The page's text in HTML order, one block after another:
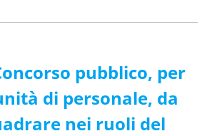
pubblico, per
di personale, da
nei ruoli del